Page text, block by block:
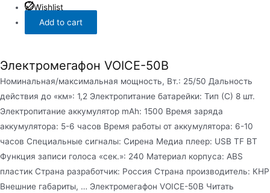
Wishlist
Add to cart
Электромегафон VOICE-50B
Номинальная/максимальная мощность, Вт.: 25/50 Дальность
действия до «км»: 1,2 Электропитание батарейки: Тип (С) 8 шт.
Электропитание аккумулятор mAh: 1500 Время заряда
аккумулятора: 5-6 часов Время работы от аккумулятора: 6-10
часов Специальные сигналы: Сирена Медиа плеер: USB TF BT
Функция записи голоса «сек.»: 240 Материал корпуса: ABS
пластик Страна разработчик: Россия Страна производитель: КНР
Внешние габариты, … Электромегафон VOICE-50B Читать